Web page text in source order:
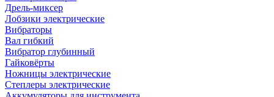
Дрель-миксер
Лобзики электрические
Вибраторы
Вал гибкий
Вибратор глубинный
Гайковёрты
Ножницы электрические
Степлеры электрические